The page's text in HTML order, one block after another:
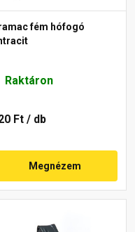
fém hófogó
Raktáron
Ft / db
Megnézem